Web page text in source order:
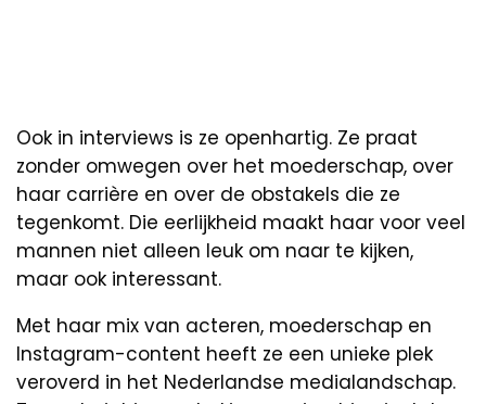
Ook in interviews is ze openhartig. Ze praat
zonder omwegen over het moederschap, over
haar carrière en over de obstakels die ze
tegenkomt. Die eerlijkheid maakt haar voor veel
mannen niet alleen leuk om naar te kijken,
maar ook interessant.
Met haar mix van acteren, moederschap en
Instagram-content heeft ze een unieke plek
veroverd in het Nederlandse medialandschap.